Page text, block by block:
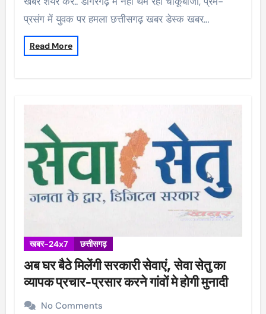
प्रसंग में युवक पर हमला छत्तीसगढ़ खबर डेस्क खबर…
Read More
खबर-24x7 छत्तीसगढ़
अब घर बैठे मिलेंगी सरकारी सेवाएं, सेवा सेतु का
व्यापक प्रचार-प्रसार करने गांवों मे होगी मुनादी
No Comments